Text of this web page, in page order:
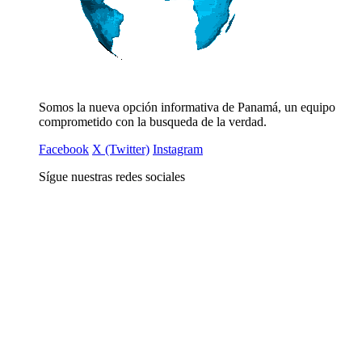
Somos la nueva opción informativa de Panamá, un equipo
comprometido con la busqueda de la verdad.
Facebook X (Twitter) Instagram
Sígue nuestras redes sociales